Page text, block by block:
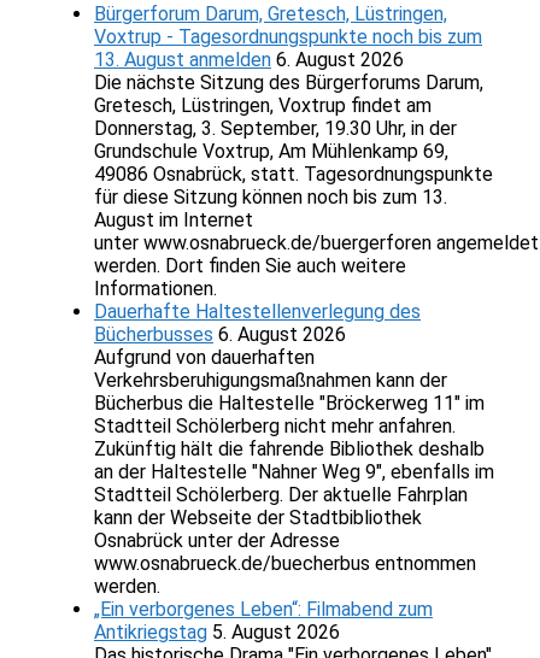
Bürgerforum Darum, Gretesch, Lüstringen,
Voxtrup - Tagesordnungspunkte noch bis zum
13. August anmelden 6. August 2026
Die nächste Sitzung des Bürgerforums Darum,
Gretesch, Lüstringen, Voxtrup findet am
Donnerstag, 3. September, 19.30 Uhr, in der
Grundschule Voxtrup, Am Mühlenkamp 69,
49086 Osnabrück, statt. Tagesordnungspunkte
für diese Sitzung können noch bis zum 13.
August im Internet
unter www.osnabrueck.de/buergerforen angemeldet
werden. Dort finden Sie auch weitere
Informationen.
Dauerhafte Haltestellenverlegung des
Bücherbusses 6. August 2026
Aufgrund von dauerhaften
Verkehrsberuhigungsmaßnahmen kann der
Bücherbus die Haltestelle "Bröckerweg 11" im
Stadtteil Schölerberg nicht mehr anfahren.
Zukünftig hält die fahrende Bibliothek deshalb
an der Haltestelle "Nahner Weg 9", ebenfalls im
Stadtteil Schölerberg. Der aktuelle Fahrplan
kann der Webseite der Stadtbibliothek
Osnabrück unter der Adresse
www.osnabrueck.de/buecherbus entnommen
werden.
„Ein verborgenes Leben“: Filmabend zum
Antikriegstag 5. August 2026